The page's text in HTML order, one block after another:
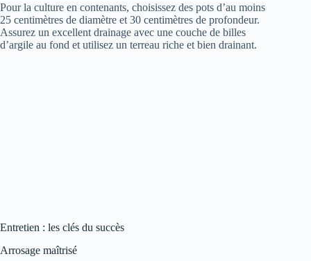
Pour la culture en contenants, choisissez des pots d’au moins
25 centimètres de diamètre et 30 centimètres de profondeur.
Assurez un excellent drainage avec une couche de billes
d’argile au fond et utilisez un terreau riche et bien drainant.
Entretien : les clés du succès
Arrosage maîtrisé